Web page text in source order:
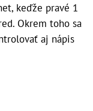
keďže pravé 1
Okrem toho sa
aj nápis